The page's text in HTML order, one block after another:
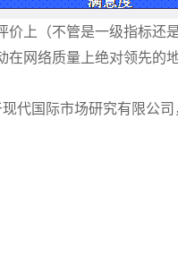
上（不管是一级指标还
网络质量上绝对领先的
代国际市场研究有限公